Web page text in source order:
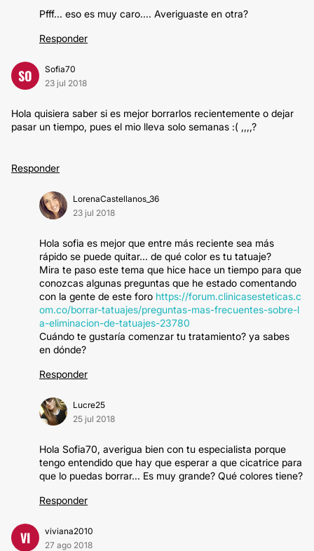
Pfff... eso es muy caro.... Averiguaste en otra?
Responder
SO
Sofia70
23 jul 2018
Hola quisiera saber si es mejor borrarlos recientemente o dejar
pasar un tiempo, pues el mio lleva solo semanas :( ,,,,?
Responder
LorenaCastellanos_36
23 jul 2018
Hola sofia es mejor que entre más reciente sea más
rápido se puede quitar... de qué color es tu tatuaje?
Mira te paso este tema que hice hace un tiempo para que
conozcas algunas preguntas que he estado comentando
con la gente de este foro https://forum.clinicasesteticas.c
om.co/borrar-tatuajes/preguntas-mas-frecuentes-sobre-l
a-eliminacion-de-tatuajes-23780
Cuándo te gustaría comenzar tu tratamiento? ya sabes
en dónde?
Responder
Lucre25
25 jul 2018
Hola Sofia70, averigua bien con tu especialista porque
tengo entendido que hay que esperar a que cicatrice para
que lo puedas borrar... Es muy grande? Qué colores tiene?
Responder
VI
viviana2010
27 ago 2018